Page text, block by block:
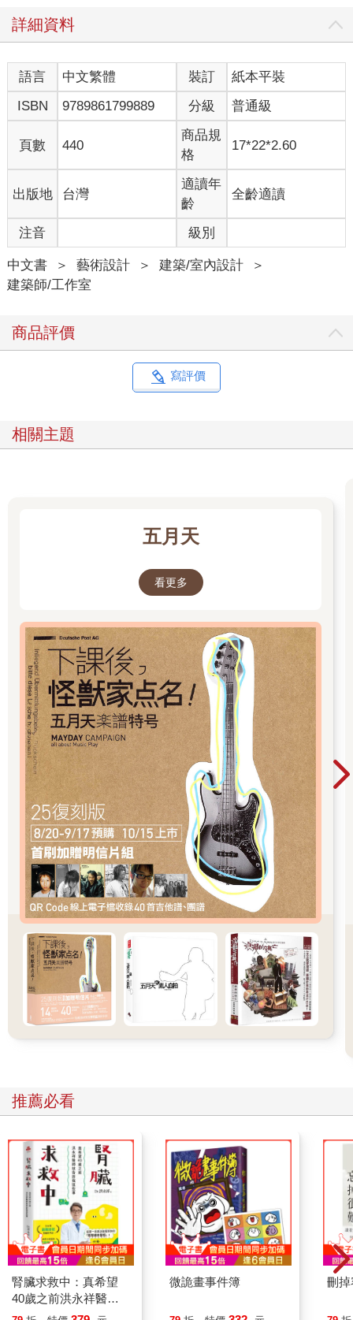
詳細資料
語言 中文繁體 裝訂
紙本平裝
ISBN
9789861799889 分級 普通級
頁數 440
商品規
格
17*22*2.60
出版地 台灣
適讀年
齡
全齡適讀
注音 級別
中文書 ＞ 藝術設計 ＞ 建築/室內設計
＞
建築師/工作室
商品評價
寫評價
相關主題
五月天
看更多
推薦必看
腎臟求救中：真希望
40歲之前洪永祥醫師
就告訴我這些事
微詭畫事件簿 刪